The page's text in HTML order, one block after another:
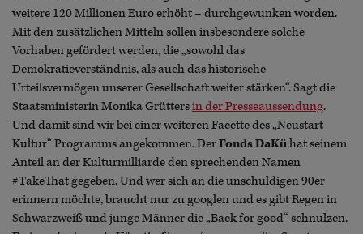
weitere 120 Millionen Euro erhöht – durchgewunken worden.
Mit den zusätzlichen Mitteln sollen insbesondere solche
Vorhaben gefördert werden, die „sowohl das
Demokratieverständnis, als auch das historische
Urteilsvermögen unserer Gesellschaft weiter stärken“. Sagt die
Staatsministerin Monika Grüttersin der Presseaussendung.
Und damit sind wir bei einer weiteren Facette des „Neustart
Kultur“ Programms angekommen. DerFonds DaKühat seinem
Anteil an der Kulturmilliarde den sprechenden Namen
#TakeThat gegeben. Und wer sich an die unschuldigen 90er
erinnern möchte, braucht nur zu googlen und es gibt Regen in
Schwarzweiß und junge Männer die „Back for good“ schnulzen.